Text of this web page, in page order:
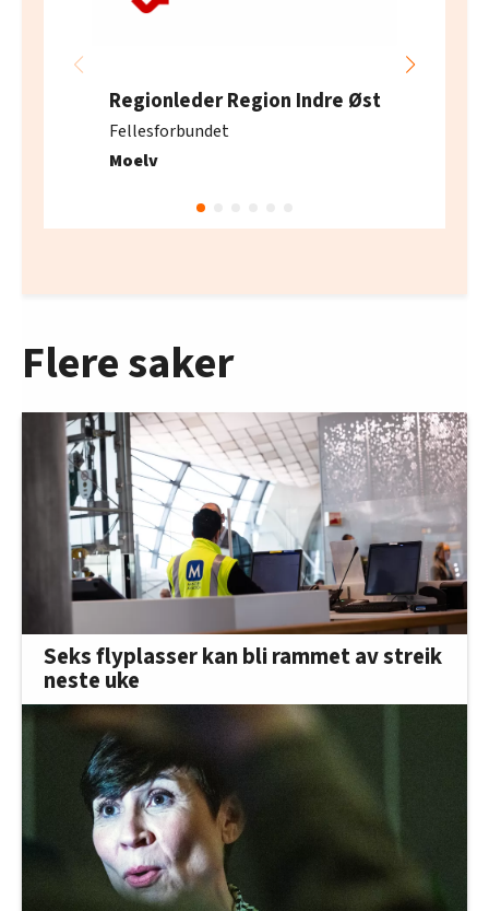
Regionleder Region Indre Øst
Fellesforbundet
Moelv
Flere saker
Seks flyplasser kan bli rammet av streik
neste uke